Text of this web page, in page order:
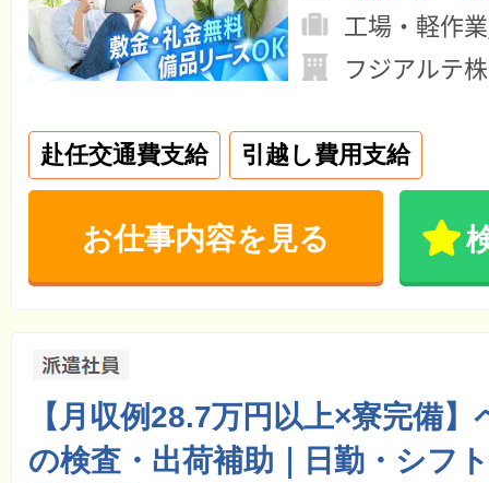
工場・軽作
フジアルテ
赴任交通費支給 引越し費用支給
お仕事内容を見る
【月収例28.7万円以上×寮完備
の検査・出荷補助｜日勤・シフ